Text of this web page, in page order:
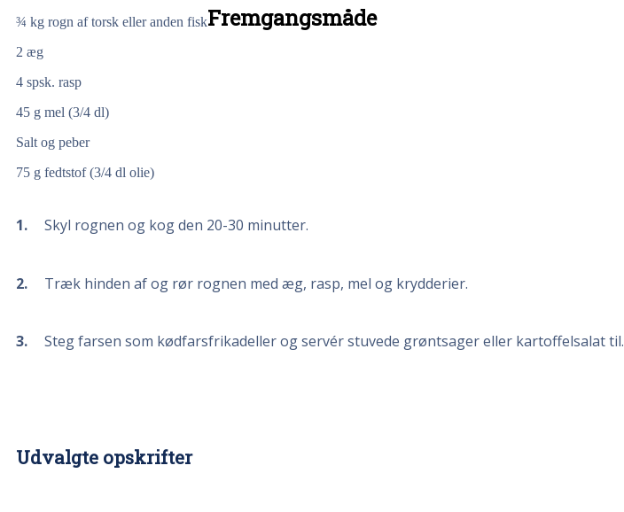
¾ kg rogn af torsk eller anden fisk
2 æg
4 spsk. rasp
45 g mel (3/4 dl)
Salt og peber
75 g fedtstof (3/4 dl olie)
Fremgangsmåde
1 Skyl rognen og kog den 20-30 minutter.
2 Træk hinden af og rør rognen med æg, rasp, mel og krydderier.
3 Steg farsen som kødfarsfrikadeller og servér stuvede grøntsager eller kartoffelsalat til.
Udvalgte opskrifter